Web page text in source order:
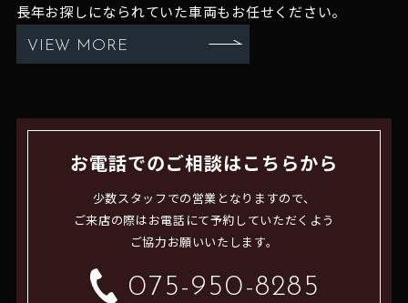
長年お探しになられていた車両もお任せください。
VIEW MORE
お電話でのご相談はこちらから
少数スタッフでの営業となりますので、
ご来店の際はお電話にて予約していただくよう
ご協力お願いいたします。
075-950-8285